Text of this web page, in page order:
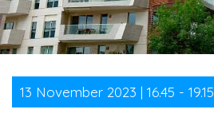
13 November 2023 | 16.45 - 19.15